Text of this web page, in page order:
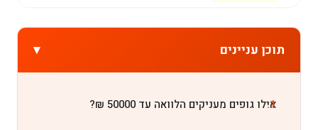
תוכן עניינים ▾
אילו גופים מעניקים הלוואה עד 50000 ₪?